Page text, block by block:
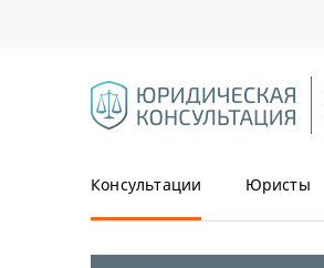
Консультации Юристы